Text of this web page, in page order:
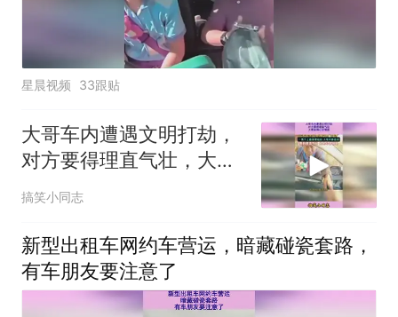
星晨视频 33跟贴
大哥车内遭遇文明打劫，
对方要得理直气壮，大哥
给得心甘情愿
搞笑小同志
新型出租车网约车营运，暗藏碰瓷套路，
有车朋友要注意了